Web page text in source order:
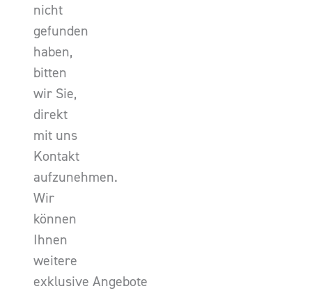
nicht
gefunden
haben,
bitten
wir Sie,
direkt
mit uns
Kontakt
aufzunehmen.
Wir
können
Ihnen
weitere
exklusive Angebote